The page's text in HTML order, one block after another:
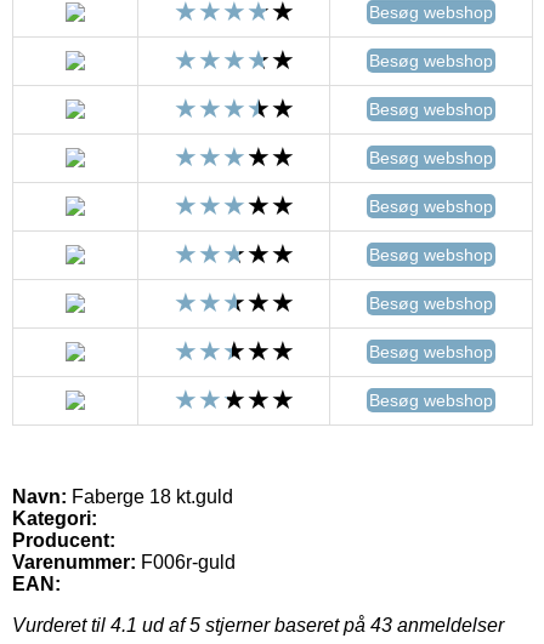
Besøg webshop
Besøg webshop
Besøg webshop
Besøg webshop
Besøg webshop
Besøg webshop
Besøg webshop
Besøg webshop
Besøg webshop
Navn: Faberge 18 kt.guld
Kategori:
Producent:
Varenummer: F006r-guld
EAN:
Vurderet til 4.1 ud af 5 stjerner baseret på 43 anmeldelser